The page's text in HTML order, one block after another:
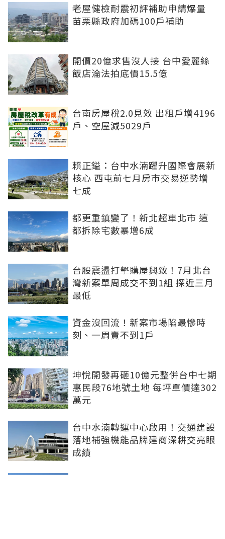
老屋健檢耐震初評補助申請爆量
苗栗縣政府加碼100戶補助
開價20億求售沒人接 台中愛麗絲
飯店淪法拍底價15.5億
台南房屋稅2.0見效 出租戶增4196
戶、空屋減5029戶
賴正鎰：台中水湳躍升國際會展新
核心 西屯前七月房市交易逆勢增
七成
都更重鎮變了！新北超車北市 這
都拆除宅數暴增6成
台股震盪打擊購屋興致！7月北台
灣新案單周成交不到1組 探近三月
最低
資金沒回流！新案市場陷最慘時
刻、一周賣不到1戶
坤悅開發再砸10億元整併台中七期
惠民段76地號土地 每坪單價達302
萬元
台中水湳轉運中心啟用！交通建設
落地補強機能品牌建商深耕交亮眼
成績